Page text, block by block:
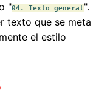
"04. Texto general".
texto que se meta
el estilo